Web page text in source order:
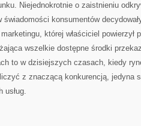
Niejednokrotnie o zaistnieniu
konsumentów
której właściciel powierzył
wszelkie dostępne środki
to w dzisiejszych czasach, kiedy
z znaczącą konkurencją, jedyna
usług.